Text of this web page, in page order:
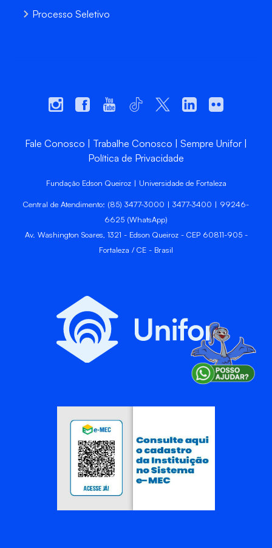
Processo Seletivo
Fale Conosco Trabalhe Conosco
Sempre Unifor
Política de Privacidade
Fundação Edson Queiroz | Universidade de Fortaleza
Central de Atendimento: (85) 3477-3000 | 3477-3400 | 99246-
6625 (WhatsApp)
Av. Washington Soares, 1321 - Edson Queiroz - CEP 60811-905 -
Fortaleza / CE - Brasil